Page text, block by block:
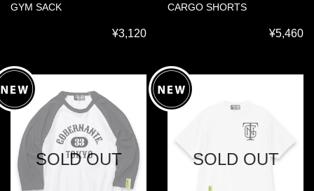
GYM SACK
¥3,120
CARGO SHORTS
¥5,460
SOLD OUT SOLD OUT